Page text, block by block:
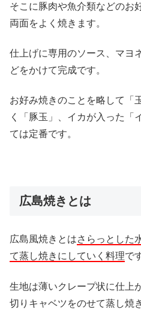
そこに豚肉や魚介類などのお
両面をよく焼きます。
仕上げに専用のソース、マヨ
どをかけて完成です。
お好み焼きのことを略して「
く「豚玉」、イカが入った「
ては定番です。
広島焼きとは
広島風焼きとはさらっとした
て蒸し焼きにしていく料理で
生地は薄いクレープ状に仕上
切りキャベツをのせて蒸し焼